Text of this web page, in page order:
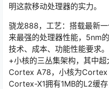
明这款移动处理器的实力。
骁龙888，工艺：搭载最新
来最强的处理器性能，5nm
技术、成本、功能性能要求
+小核的三丛集架构，其中
Cortex A78，小核为
Cortex-X1拥有1MB的L2缓